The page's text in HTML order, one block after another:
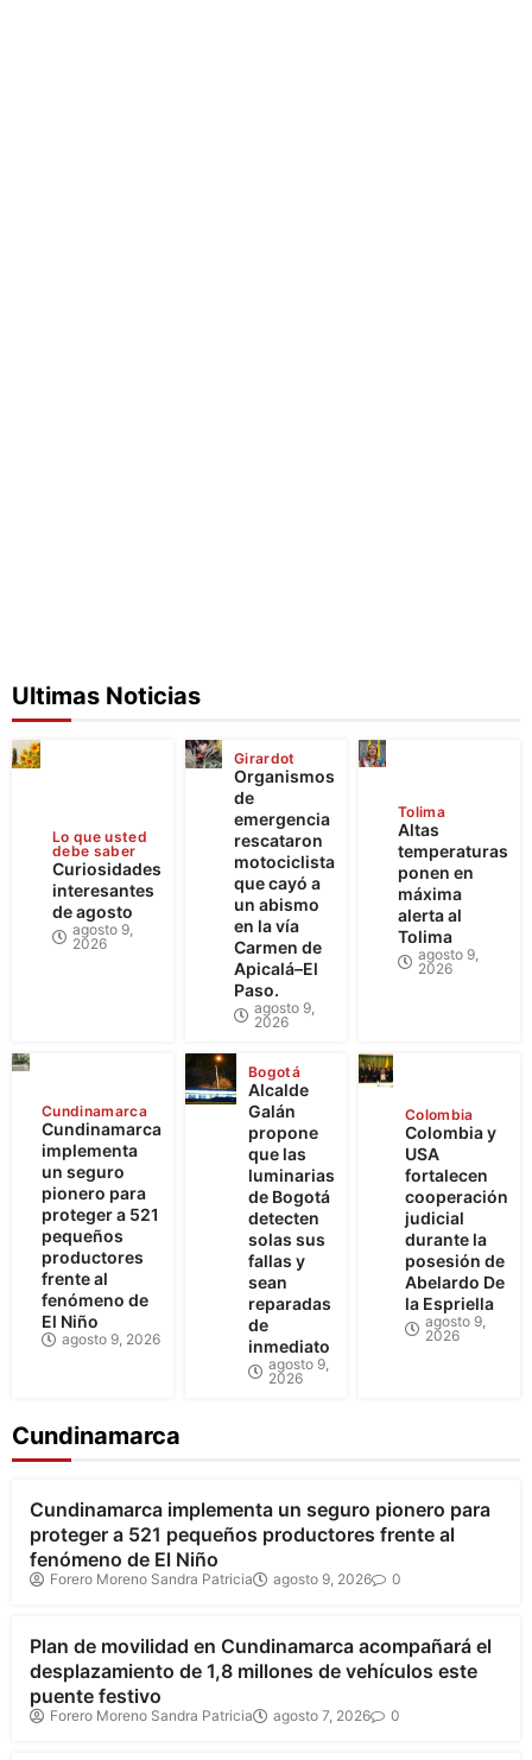
Ultimas Noticias
Lo que usted
debe saber
Curiosidades
interesantes
de agosto
agosto 9,
2026
Girardot
Organismos
de
emergencia
rescataron
motociclista
que cayó a
un abismo
en la vía
Carmen de
Apicalá–El
Paso.
agosto 9,
2026
Tolima
Altas
temperaturas
ponen en
máxima
alerta al
Tolima
agosto 9,
2026
Cundinamarca
Cundinamarca
implementa
un seguro
pionero para
proteger a 521
pequeños
productores
frente al
fenómeno de
El Niño
agosto 9, 2026
Bogotá
Alcalde
Galán
propone
que las
luminarias
de Bogotá
detecten
solas sus
fallas y
sean
reparadas
de
inmediato
agosto 9,
2026
Colombia
Colombia y
USA
fortalecen
cooperación
judicial
durante la
posesión de
Abelardo De
la Espriella
agosto 9,
2026
Cundinamarca
Cundinamarca
Cundinamarca implementa un seguro pionero para
proteger a 521 pequeños productores frente al
fenómeno de El Niño
Forero Moreno Sandra Patricia agosto 9, 2026 0
Bogotá Cundinamarca
Plan de movilidad en Cundinamarca acompañará el
desplazamiento de 1,8 millones de vehículos este
puente festivo
Forero Moreno Sandra Patricia agosto 7, 2026 0
Cundinamarca